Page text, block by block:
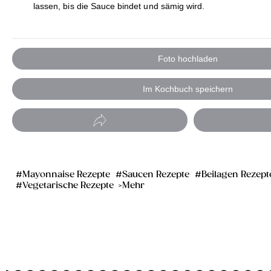
lassen, bis die Sauce bindet und sämig wird.
Foto hochladen
Im Kochbuch speichern
Mayonnaise Rezepte Saucen Rezepte
Beilagen
Vegetarische Rezepte
Mehr